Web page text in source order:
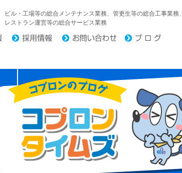
日コプロ株式会社
ビル・工場等の総合メンテナンス業務、管更生等の総合工事業務、
レストラン運営等の総合サービス業務